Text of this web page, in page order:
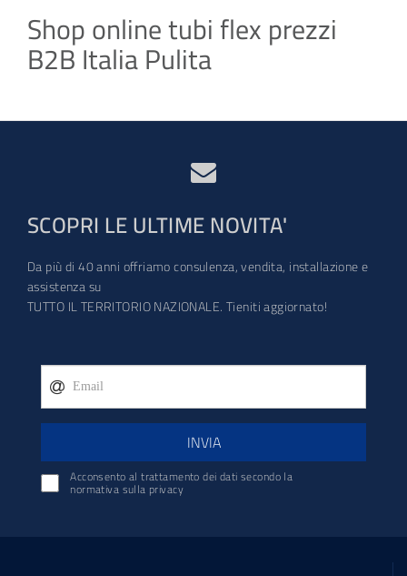
Shop online tubi flex prezzi
B2B Italia Pulita
SCOPRI LE ULTIME NOVITA'
Da più di 40 anni offriamo consulenza, vendita, installazione e
assistenza su
TUTTO IL TERRITORIO NAZIONALE. Tieniti aggiornato!
INVIA
Acconsento al trattamento dei dati secondo la
normativa sulla privacy